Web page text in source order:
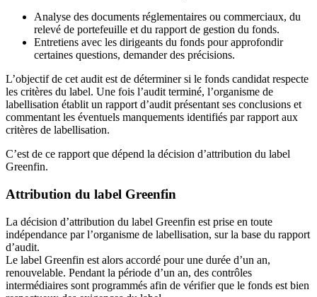
Analyse des documents réglementaires ou commerciaux, du
relevé de portefeuille et du rapport de gestion du fonds.
Entretiens avec les dirigeants du fonds pour approfondir
certaines questions, demander des précisions.
L’objectif de cet audit est de déterminer si le fonds candidat respecte
les critères du label. Une fois l’audit terminé, l’organisme de
labellisation établit un rapport d’audit présentant ses conclusions et
commentant les éventuels manquements identifiés par rapport aux
critères de labellisation.
C’est de ce rapport que dépend la décision d’attribution du label
Greenfin.
Attribution du label Greenfin
La décision d’attribution du label Greenfin est prise en toute
indépendance par l’organisme de labellisation, sur la base du rapport
d’audit.
Le label Greenfin est alors accordé pour une durée d’un an,
renouvelable. Pendant la période d’un an, des contrôles
intermédiaires sont programmés afin de vérifier que le fonds est bien